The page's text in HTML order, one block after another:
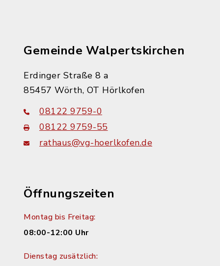
Gemeinde Walpertskirchen
Erdinger Straße 8 a
85457 Wörth, OT Hörlkofen
08122 9759-0
08122 9759-55
rathaus@vg-hoerlkofen.de
Öffnungszeiten
Montag bis Freitag:
08:00-12:00 Uhr
Dienstag zusätzlich: